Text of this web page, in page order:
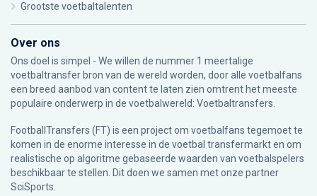
Grootste voetbaltalenten
Over ons
Ons doel is simpel - We willen de nummer 1 meertalige
voetbaltransfer bron van de wereld worden, door alle voetbalfans
een breed aanbod van content te laten zien omtrent het meeste
populaire onderwerp in de voetbalwereld: Voetbaltransfers.
FootballTransfers (FT) is een project om voetbalfans tegemoet te
komen in de enorme interesse in de voetbal transfermarkt en om
realistische op algoritme gebaseerde waarden van voetbalspelers
beschikbaar te stellen. Dit doen we samen met onze partner
SciSports